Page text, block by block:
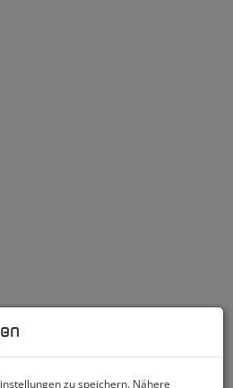
und Reiterparadies
zu speichern. Nähere